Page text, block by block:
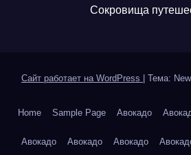
Сокровища
Сайт работает на WordPress Тема:
Home Sample Page Авокадо
Авокадо Авокадо Авокадо